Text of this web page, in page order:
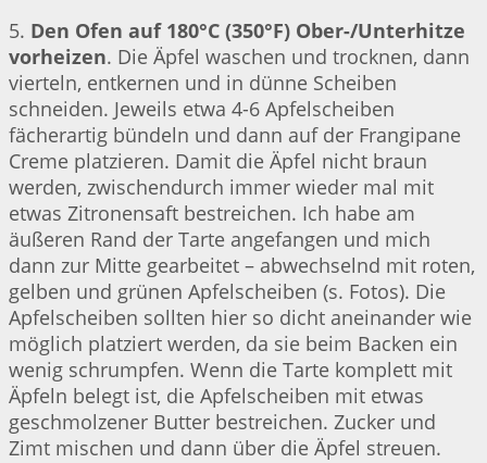
5. Den Ofen auf 180°C (350°F) Ober-/Unterhitze
vorheizen. Die Äpfel waschen und trocknen, dann
vierteln, entkernen und in dünne Scheiben
schneiden. Jeweils etwa 4-6 Apfelscheiben
fächerartig bündeln und dann auf der Frangipane
Creme platzieren. Damit die Äpfel nicht braun
werden, zwischendurch immer wieder mal mit
etwas Zitronensaft bestreichen. Ich habe am
äußeren Rand der Tarte angefangen und mich
dann zur Mitte gearbeitet – abwechselnd mit roten,
gelben und grünen Apfelscheiben (s. Fotos). Die
Apfelscheiben sollten hier so dicht aneinander wie
möglich platziert werden, da sie beim Backen ein
wenig schrumpfen. Wenn die Tarte komplett mit
Äpfeln belegt ist, die Apfelscheiben mit etwas
geschmolzener Butter bestreichen. Zucker und
Zimt mischen und dann über die Äpfel streuen.